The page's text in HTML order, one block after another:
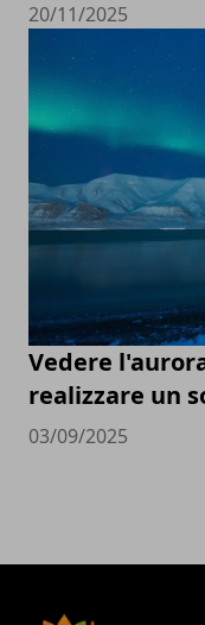
20/11/2025
Vedere
realizzare un
03/09/2025